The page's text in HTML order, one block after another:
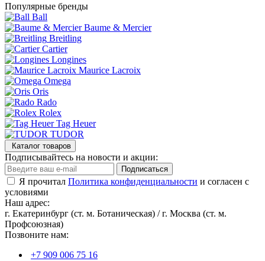
Популярные бренды
Ball
Baume & Mercier
Breitling
Cartier
Longines
Maurice Lacroix
Omega
Oris
Rado
Rolex
Tag Heuer
TUDOR
Каталог товаров
Подписывайтесь на новости и акции:
Подписаться
Я прочитал Политика конфиденциальности и согласен с
условиями
Наш адрес:
г. Екатеринбург (ст. м. Ботаническая) / г. Москва (ст. м.
Профсоюзная)
Позвоните нам:
+7 909 006 75 16